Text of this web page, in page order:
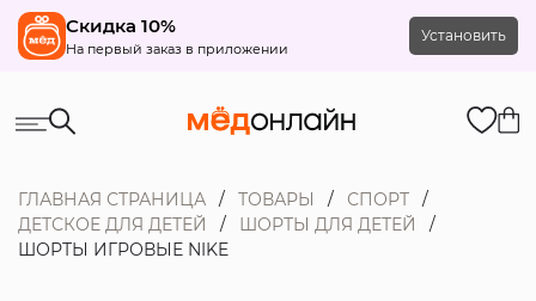
Скидка 10%
На первый заказ в приложении
Установить
ГЛАВНАЯ СТРАНИЦА ТОВАРЫ
СПОРТ
ДЕТСКОЕ ДЛЯ ДЕТЕЙ
ШОРТЫ ДЛЯ ДЕТЕЙ
ШОРТЫ ИГРОВЫЕ NIKE